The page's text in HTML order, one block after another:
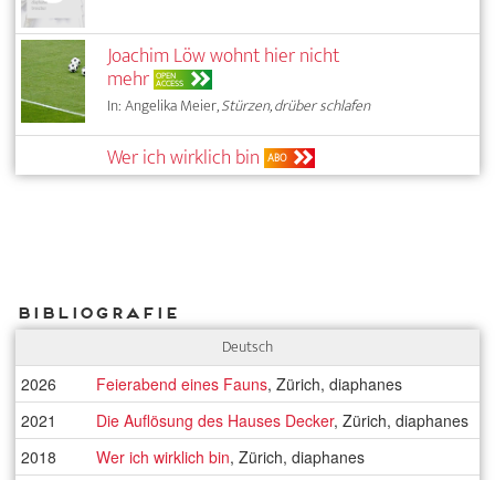
Joachim Löw wohnt hier nicht
mehrOPEN
ACCESS
In: Angelika Meier,Stürzen, drüber schlafen
Wer ich wirklich bin ABO
Bibliografie
Deutsch
2026 Feierabend eines Fauns, Zürich, diaphanes
2021
Die Auflösung des Hauses Decker, Zürich, diaphanes
2018
Wer ich wirklich bin, Zürich, diaphanes